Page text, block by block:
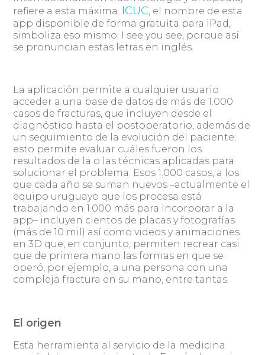
refiere a esta máxima. ICUC , el nombre de esta
app disponible de forma gratuita para iPad,
simboliza eso mismo: I see you see, porque así
se pronuncian estas letras en inglés.
La aplicación permite a cualquier usuario
acceder a una base de datos de más de 1.000
casos de fracturas, que incluyen desde el
diagnóstico hasta el postoperatorio, además de
un seguimiento de la evolución del paciente;
esto permite evaluar cuáles fueron los
resultados de la o las técnicas aplicadas para
solucionar el problema. Esos 1.000 casos, a los
que cada año se suman nuevos –actualmente el
equipo uruguayo que los procesa está
trabajando en 1.000 más para incorporar a la
app– incluyen cientos de placas y fotografías
(más de 10 mil) así como videos y animaciones
en 3D que, en conjunto, permiten recrear casi
que de primera mano las formas en que se
operó, por ejemplo, a una persona con una
compleja fractura en su mano, entre tantas.
El origen
Esta herramienta al servicio de la medicina